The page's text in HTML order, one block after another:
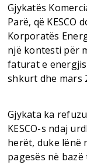
Gjykatës
Parë, që KESCO
Korporatës
një kontesti për
faturat e
shkurt dhe mars
Gjykata ka
KESCO-s ndaj
herët, duke lënë
pagesës në